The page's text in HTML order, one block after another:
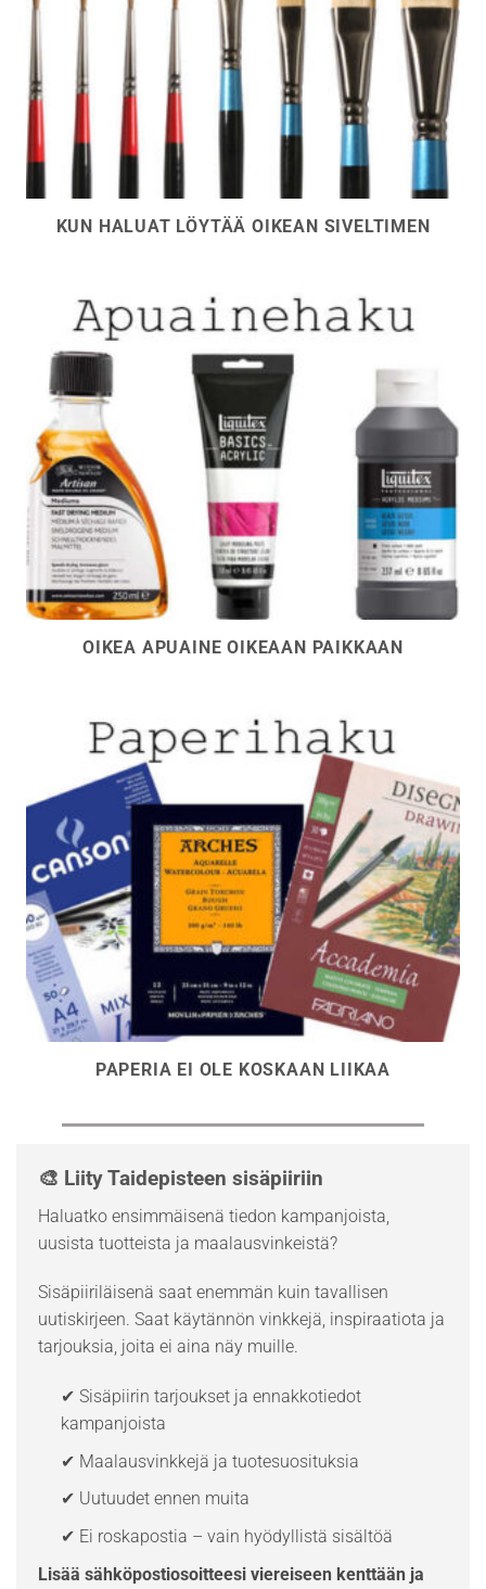
KUN HALUAT LÖYTÄÄ OIKEAN SIVELTIMEN
OIKEA APUAINE OIKEAAN PAIKKAAN
PAPERIA EI OLE KOSKAAN LIIKAA
🎨 Liity Taidepisteen sisäpiiriin
Haluatko ensimmäisenä tiedon kampanjoista,
uusista tuotteista ja maalausvinkeistä?
Sisäpiiriläisenä saat enemmän kuin tavallisen
uutiskirjeen. Saat käytännön vinkkejä, inspiraatiota ja
tarjouksia, joita ei aina näy muille.
✔ Sisäpiirin tarjoukset ja ennakkotiedot
kampanjoista
✔ Maalausvinkkejä ja tuotesuosituksia
✔ Uutuudet ennen muita
✔ Ei roskapostia – vain hyödyllistä sisältöä
Lisää sähköpostiosoitteesi viereiseen kenttään ja